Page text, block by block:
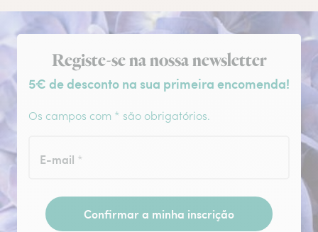
Subscrição da newsletter
Registe-se na nossa newsletter
5€ de desconto na sua primeira encomenda!
Os campos com * são obrigatórios.
E-mail *
Confirmar a minha inscrição